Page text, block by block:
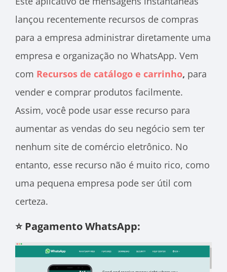
lançou recentemente recursos de compras
para a empresa administrar diretamente uma
empresa e organização no WhatsApp. Vem
com Recursos de catálogo e carrinho, para
vender e comprar produtos facilmente.
Assim, você pode usar esse recurso para
aumentar as vendas do seu negócio sem ter
nenhum site de comércio eletrônico. No
entanto, esse recurso não é muito rico, como
uma pequena empresa pode ser útil com
certeza.
⭐ Pagamento WhatsApp: